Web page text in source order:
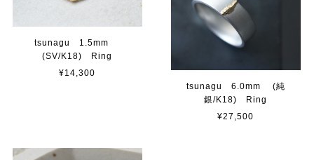
tsunagu 1.5mm
(SV/K18) Ring
¥14,300
tsunagu 6.0mm (純
銀/K18) Ring
¥27,500